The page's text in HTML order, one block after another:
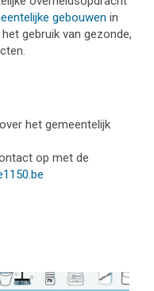
gebouwen in
gebruik van gezonde,
het gemeentelijk
op met de